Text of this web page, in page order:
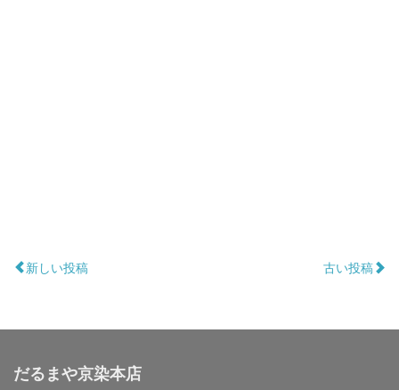
新しい投稿 古い投稿
だるまや京染本店